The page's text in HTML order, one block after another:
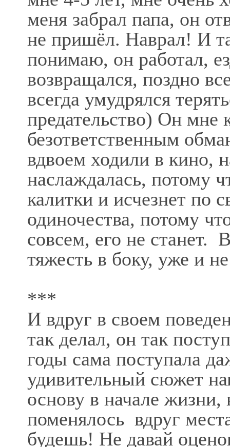
меня забрал папа, он
не пришёл. Наврал! И
понимаю, он работал,
возвращался, поздно
всегда умудрялся
предательство) Он мне
безответственным
вдвоем ходили в кино,
наслаждалась, потому
калитки и исчезнет по
одиночества, потому
совсем, его не станет.
тяжесть в боку, уже и
***
И вдруг в своем
так делал, он так
годы сама поступала
удивительный сюжет
основу в начале жизни,
поменялось вдруг
будешь! Не давай